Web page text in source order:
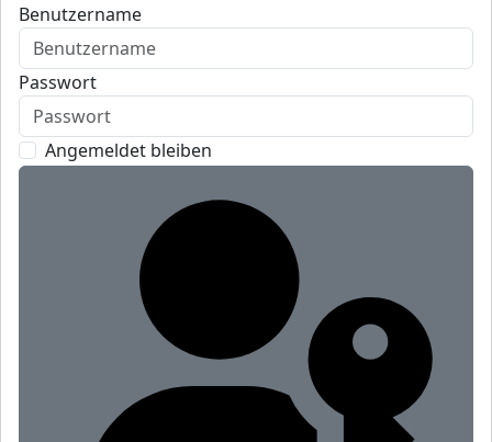
Benutzername
Passwort
Angemeldet bleiben